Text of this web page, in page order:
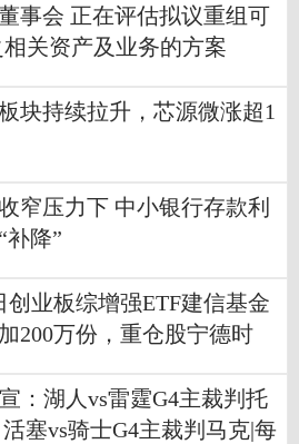
事会 正在评估拟议重组可
关资产及业务的方案
块持续拉升，芯源微涨超1
窄压力下 中小银行存款利
补降”
创业板综增强ETF建信基金
200万份，重仓股宁德时
：湖人vs雷霆G4主裁判托
塞vs骑士G4主裁判马克|每